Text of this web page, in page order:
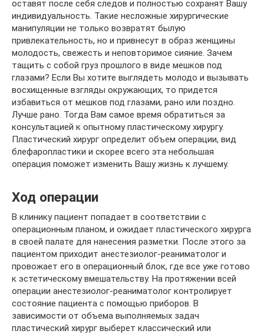
оставят после себя следов и полностью сохранят Вашу
индивидуальность. Такие несложные хирургические
манипуляции не только возвратят былую
привлекательность, но и привнесут в образ женщины
молодость, свежесть и неповторимое сияние. Зачем
тащить с собой груз прошлого в виде мешков под
глазами? Если Вы хотите выглядеть молодо и вызывать
восхищенные взгляды окружающих, то придется
избавиться от мешков под глазами, рано или поздно.
Лучше рано. Тогда Вам самое время обратиться за
консультацией к опытному пластическому хирургу.
Пластический хирург определит объем операции, вид
блефаропластики и скорее всего эта небольшая
операция поможет изменить Вашу жизнь к лучшему.
Ход операции
В клинику пациент попадает в соответствии с
операционным планом, и ожидает пластического хирурга
в своей палате для нанесения разметки. После этого за
пациентом приходит анестезиолог-реаниматолог и
провожает его в операционный блок, где все уже готово
к эстетическому вмешательству. На протяжении всей
операции анестезиолог-реаниматолог контролирует
состояние пациента с помощью приборов. В
зависимости от объема выполняемых задач
пластический хирург выберет классический или